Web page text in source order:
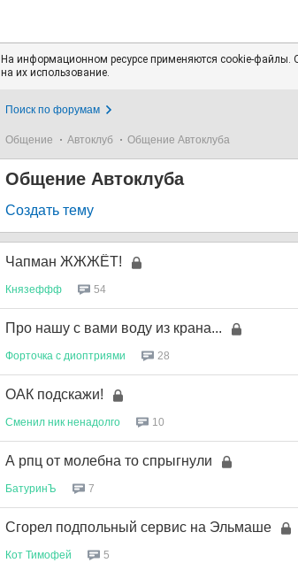
На информационном ресурсе применяются cookie-файлы.
на их использование.
Поиск по форумам
Общение Автоклуб Общение Автоклуба
Общение Автоклуба
Создать тему
Чапман ЖЖЖЁТ!
Князеффф 54
Про нашу с вами воду из крана...
Форточка с диоптриями 28
ОАК подскажи!
Сменил ник ненадолго 10
А рпц от молебна то спрыгнули
БатуринЪ 7
Сгорел подпольный сервис на Эльмаше
Кот Тимофей 5